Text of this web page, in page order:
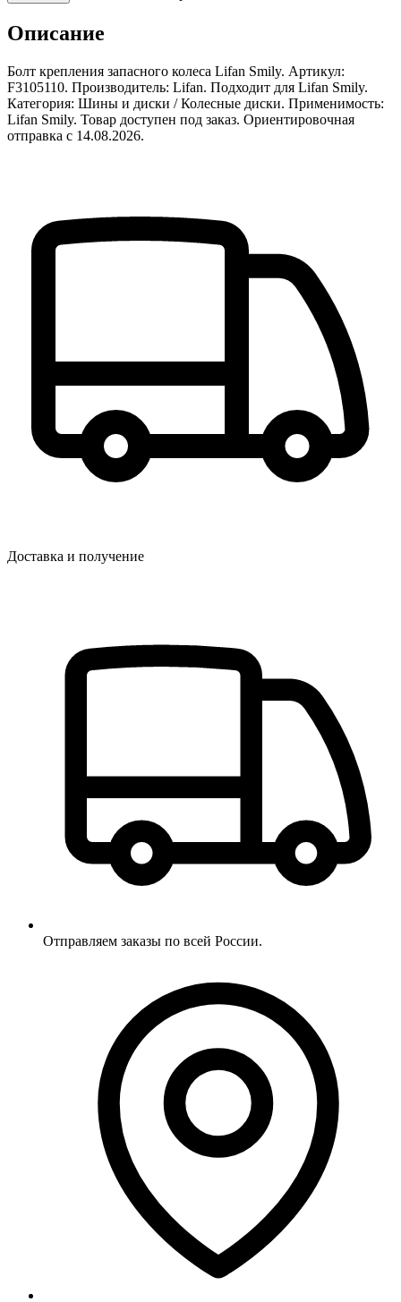
Описание
Болт крепления запасного колеса Lifan Smily. Артикул:
F3105110. Производитель: Lifan. Подходит для Lifan Smily.
Категория: Шины и диски / Колесные диски. Применимость:
Lifan Smily. Товар доступен под заказ. Ориентировочная
отправка с 14.08.2026.
Доставка и получение
Отправляем заказы по всей России.